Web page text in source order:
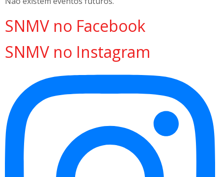
SNMV no Facebook
SNMV no Instagram